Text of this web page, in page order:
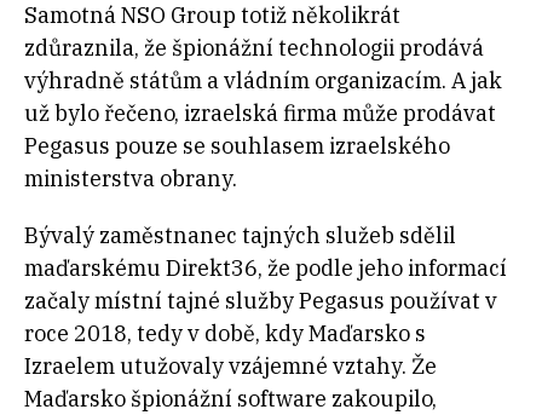
Samotná NSO Group totiž několikrát
zdůraznila, že špionážní technologii prodává
výhradně státům a vládním organizacím. A jak
už bylo řečeno, izraelská firma může prodávat
Pegasus pouze se souhlasem izraelského
ministerstva obrany.
Bývalý zaměstnanec tajných služeb sdělil
maďarskému Direkt36, že podle jeho informací
začaly místní tajné služby Pegasus používat v
roce 2018, tedy v době, kdy Maďarsko s
Izraelem utužovaly vzájemné vztahy. Že
Maďarsko špionážní software zakoupilo,